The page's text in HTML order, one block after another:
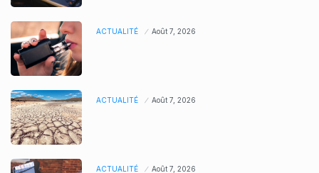
ACTUALITÉ Août 7, 2026
ACTUALITÉ Août 7, 2026
ACTUALITÉ Août 7, 2026